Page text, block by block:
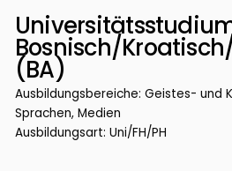
Bosnisch/
(BA)
Ausbildungsbereiche: Geistes- und
Sprachen, Medien
Ausbildungsart: Uni/FH/PH